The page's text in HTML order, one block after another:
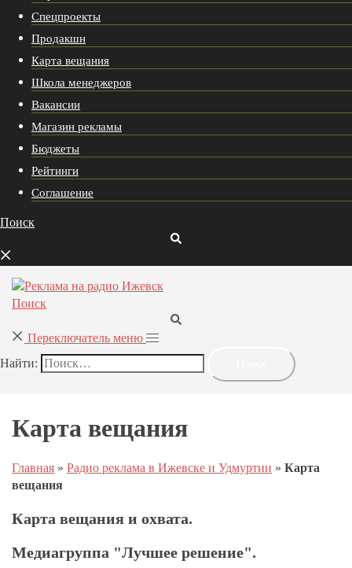
Спецпроекты
Продакшн
Карта вещания
Школа менеджеров
Вакансии
Магазин рекламы
Бюджеты
Рейтинги
Соглашение
Поиск
Поиск
Переключатель меню
Найти:
Карта вещания
Главная » Радио реклама в Ижевске и Удмуртии » Карта
вещания
Карта вещания и охвата.
Медиагруппа "Лучшее решение".